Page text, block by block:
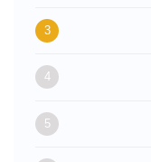
3
4
5